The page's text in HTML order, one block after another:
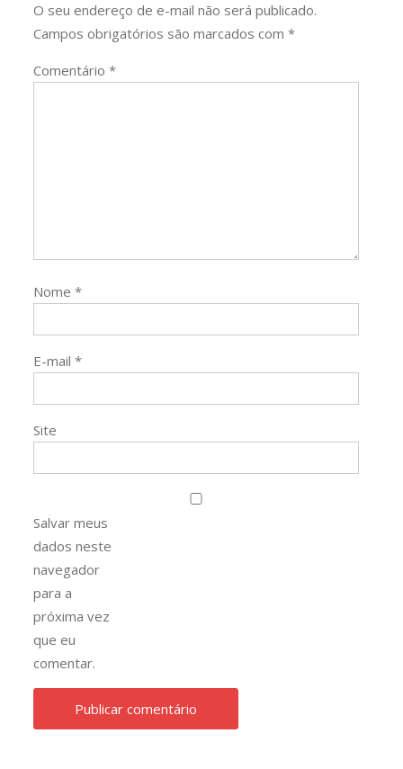
O seu endereço de e-mail não será publicado.
Campos obrigatórios são marcados com*
Comentário*
Nome*
E-mail*
Site
Salvar meus
dados neste
navegador
para a
próxima vez
que eu
comentar.